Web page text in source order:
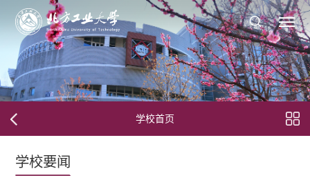
学校首页
学校要闻